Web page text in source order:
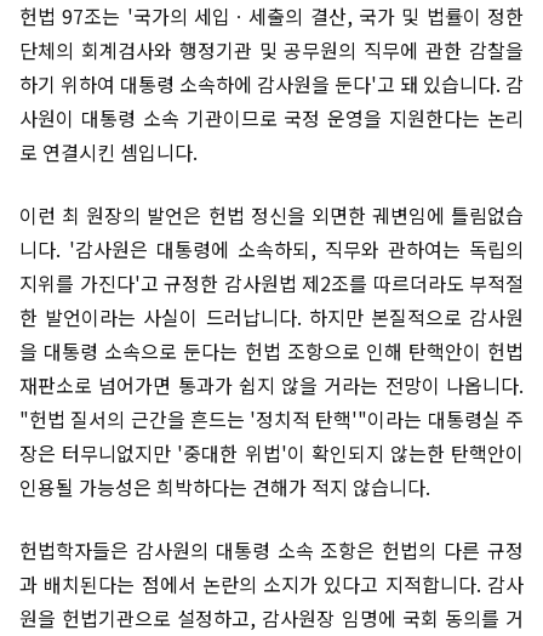
헌법 97조는 '국가의 세입ㆍ세출의 결산, 국가 및 법률이 정한
단체의 회계검사와 행정기관 및 공무원의 직무에 관한 감찰을
하기 위하여 대통령 소속하에 감사원을 둔다'고 돼 있습니다. 감
사원이 대통령 소속 기관이므로 국정 운영을 지원한다는 논리
로 연결시킨 셈입니다.
이런 최 원장의 발언은 헌법 정신을 외면한 궤변임에 틀림없습
니다. '감사원은 대통령에 소속하되, 직무와 관하여는 독립의
지위를 가진다'고 규정한 감사원법 제2조를 따르더라도 부적절
한 발언이라는 사실이 드러납니다. 하지만 본질적으로 감사원
을 대통령 소속으로 둔다는 헌법 조항으로 인해 탄핵안이 헌법
재판소로 넘어가면 통과가 쉽지 않을 거라는 전망이 나옵니다.
"헌법 질서의 근간을 흔드는 '정치적 탄핵'"이라는 대통령실 주
장은 터무니없지만 '중대한 위법'이 확인되지 않는한 탄핵안이
인용될 가능성은 희박하다는 견해가 적지 않습니다.
헌법학자들은 감사원의 대통령 소속 조항은 헌법의 다른 규정
과 배치된다는 점에서 논란의 소지가 있다고 지적합니다. 감사
원을 헌법기관으로 설정하고, 감사원장 임명에 국회 동의를 거